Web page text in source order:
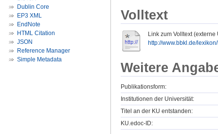
Dublin Core
EP3 XML
EndNote
HTML Citation
JSON
Reference Manager
Simple Metadata
Volltext
Link zum Volltext (externe
http://www.bbkl.de/
Weitere
Publikationsform:
Institutionen der Universität:
Titel an der KU entstanden:
KU.edoc-ID: